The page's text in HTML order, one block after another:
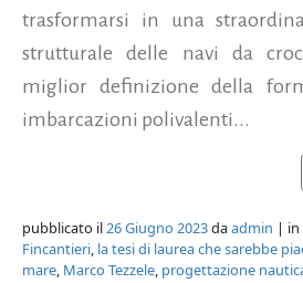
trasformarsi in una
strutturale delle navi da
miglior definizione della
imbarcazioni polivalenti...
pubblicato il26 Giugno 2023daadmin | in
Fincantieri, la tesi di laurea che sarebbe
mare, Marco Tezzele, progettazione